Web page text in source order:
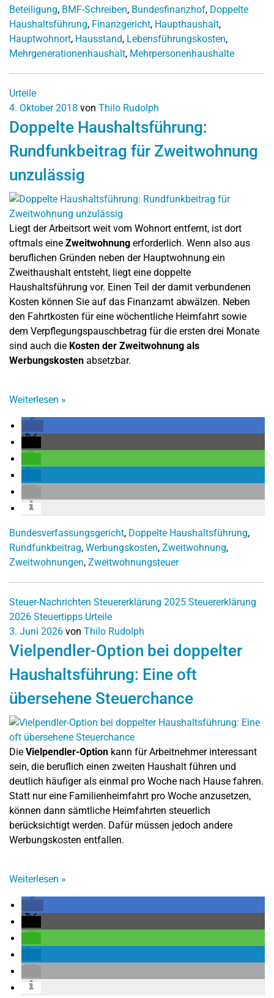
Beteiligung, BMF-Schreiben, Bundesfinanzhof, Doppelte
Haushaltsführung, Finanzgericht, Haupthaushalt,
Hauptwohnort, Hausstand, Lebensführungskosten,
Mehrgenerationenhaushalt, Mehrpersonenhaushalte
Urteile
4. Oktober 2018 von Thilo Rudolph
Doppelte Haushaltsführung:
Rundfunkbeitrag für Zweitwohnung
unzulässig
Liegt der Arbeitsort weit vom Wohnort entfernt, ist dort
oftmals eine Zweitwohnung erforderlich. Wenn also aus
beruflichen Gründen neben der Hauptwohnung ein
Zweithaushalt entsteht, liegt eine doppelte
Haushaltsführung vor. Einen Teil der damit verbundenen
Kosten können Sie auf das Finanzamt abwälzen. Neben
den Fahrtkosten für eine wöchentliche Heimfahrt sowie
dem Verpflegungspauschbetrag für die ersten drei Monate
sind auch die Kosten der Zweitwohnung als
Werbungskosten absetzbar.
Weiterlesen »
Bundesverfassungsgericht, Doppelte Haushaltsführung,
Rundfunkbeitrag, Werbungskosten, Zweitwohnung,
Zweitwohnungen, Zweitwohnungsteuer
Steuer-Nachrichten Steuererklärung 2025 Steuererklärung
2026 Steuertipps Urteile
3. Juni 2026 von Thilo Rudolph
Vielpendler-Option bei doppelter
Haushaltsführung: Eine oft
übersehene Steuerchance
Die Vielpendler-Option kann für Arbeitnehmer interessant
sein, die beruflich einen zweiten Haushalt führen und
deutlich häufiger als einmal pro Woche nach Hause fahren.
Statt nur eine Familienheimfahrt pro Woche anzusetzen,
können dann sämtliche Heimfahrten steuerlich
berücksichtigt werden. Dafür müssen jedoch andere
Werbungskosten entfallen.
Weiterlesen »